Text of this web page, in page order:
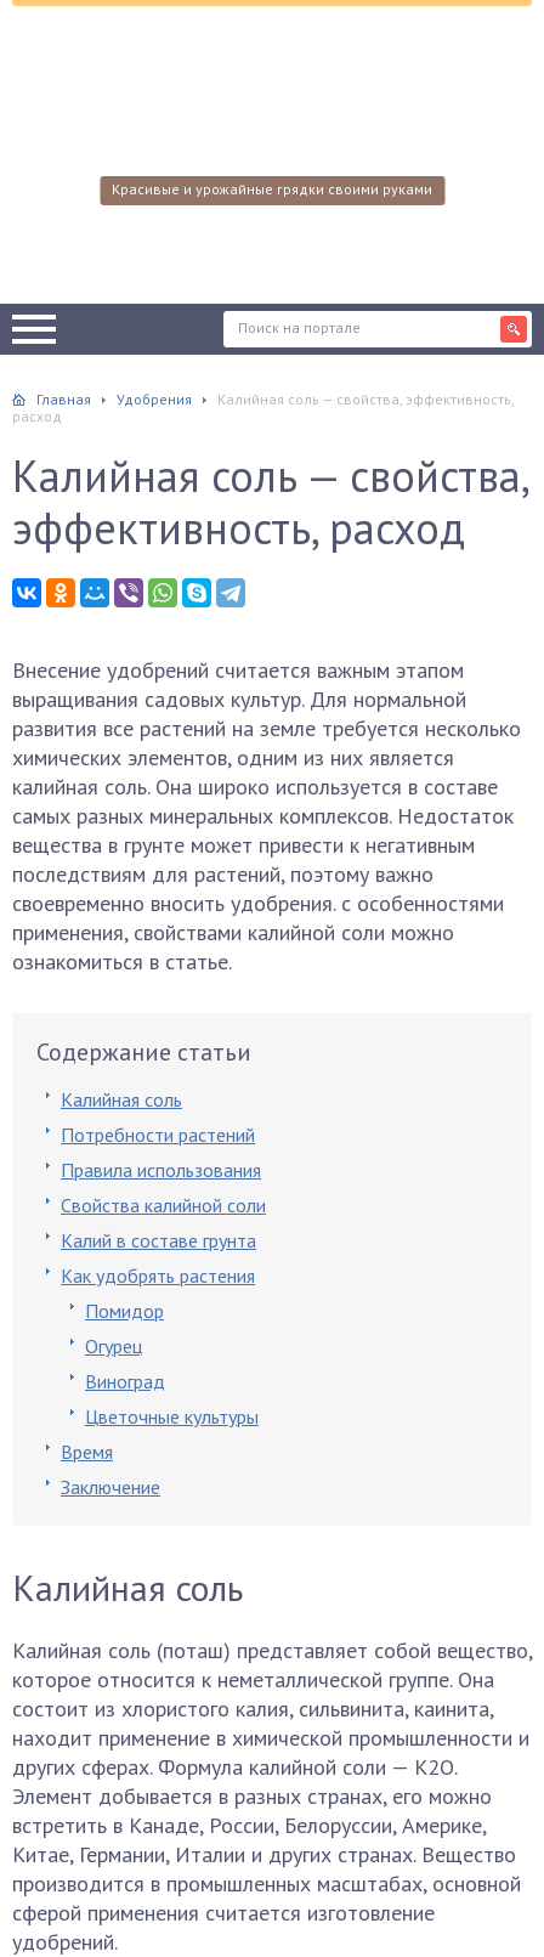
Красивые и урожайные грядки своими руками
Главная Удобрения
Калийная соль — свойства, эффективность,
расход
Калийная соль — свойства,
эффективность, расход
Внесение удобрений считается важным этапом
выращивания садовых культур. Для нормальной
развития все растений на земле требуется несколько
химических элементов, одним из них является
калийная соль. Она широко используется в составе
самых разных минеральных комплексов. Недостаток
вещества в грунте может привести к негативным
последствиям для растений, поэтому важно
своевременно вносить удобрения. с особенностями
применения, свойствами калийной соли можно
ознакомиться в статье.
Содержание статьи
Калийная соль
Потребности растений
Правила использования
Свойства калийной соли
Калий в составе грунта
Как удобрять растения
Помидор
Огурец
Виноград
Цветочные культуры
Время
Заключение
Калийная соль
Калийная соль (поташ) представляет собой вещество,
которое относится к неметаллической группе. Она
состоит из хлористого калия, сильвинита, каинита,
находит применение в химической промышленности и
других сферах. Формула калийной соли — К2О.
Элемент добывается в разных странах, его можно
встретить в Канаде, России, Белоруссии, Америке,
Китае, Германии, Италии и других странах. Вещество
производится в промышленных масштабах, основной
сферой применения считается изготовление
удобрений.